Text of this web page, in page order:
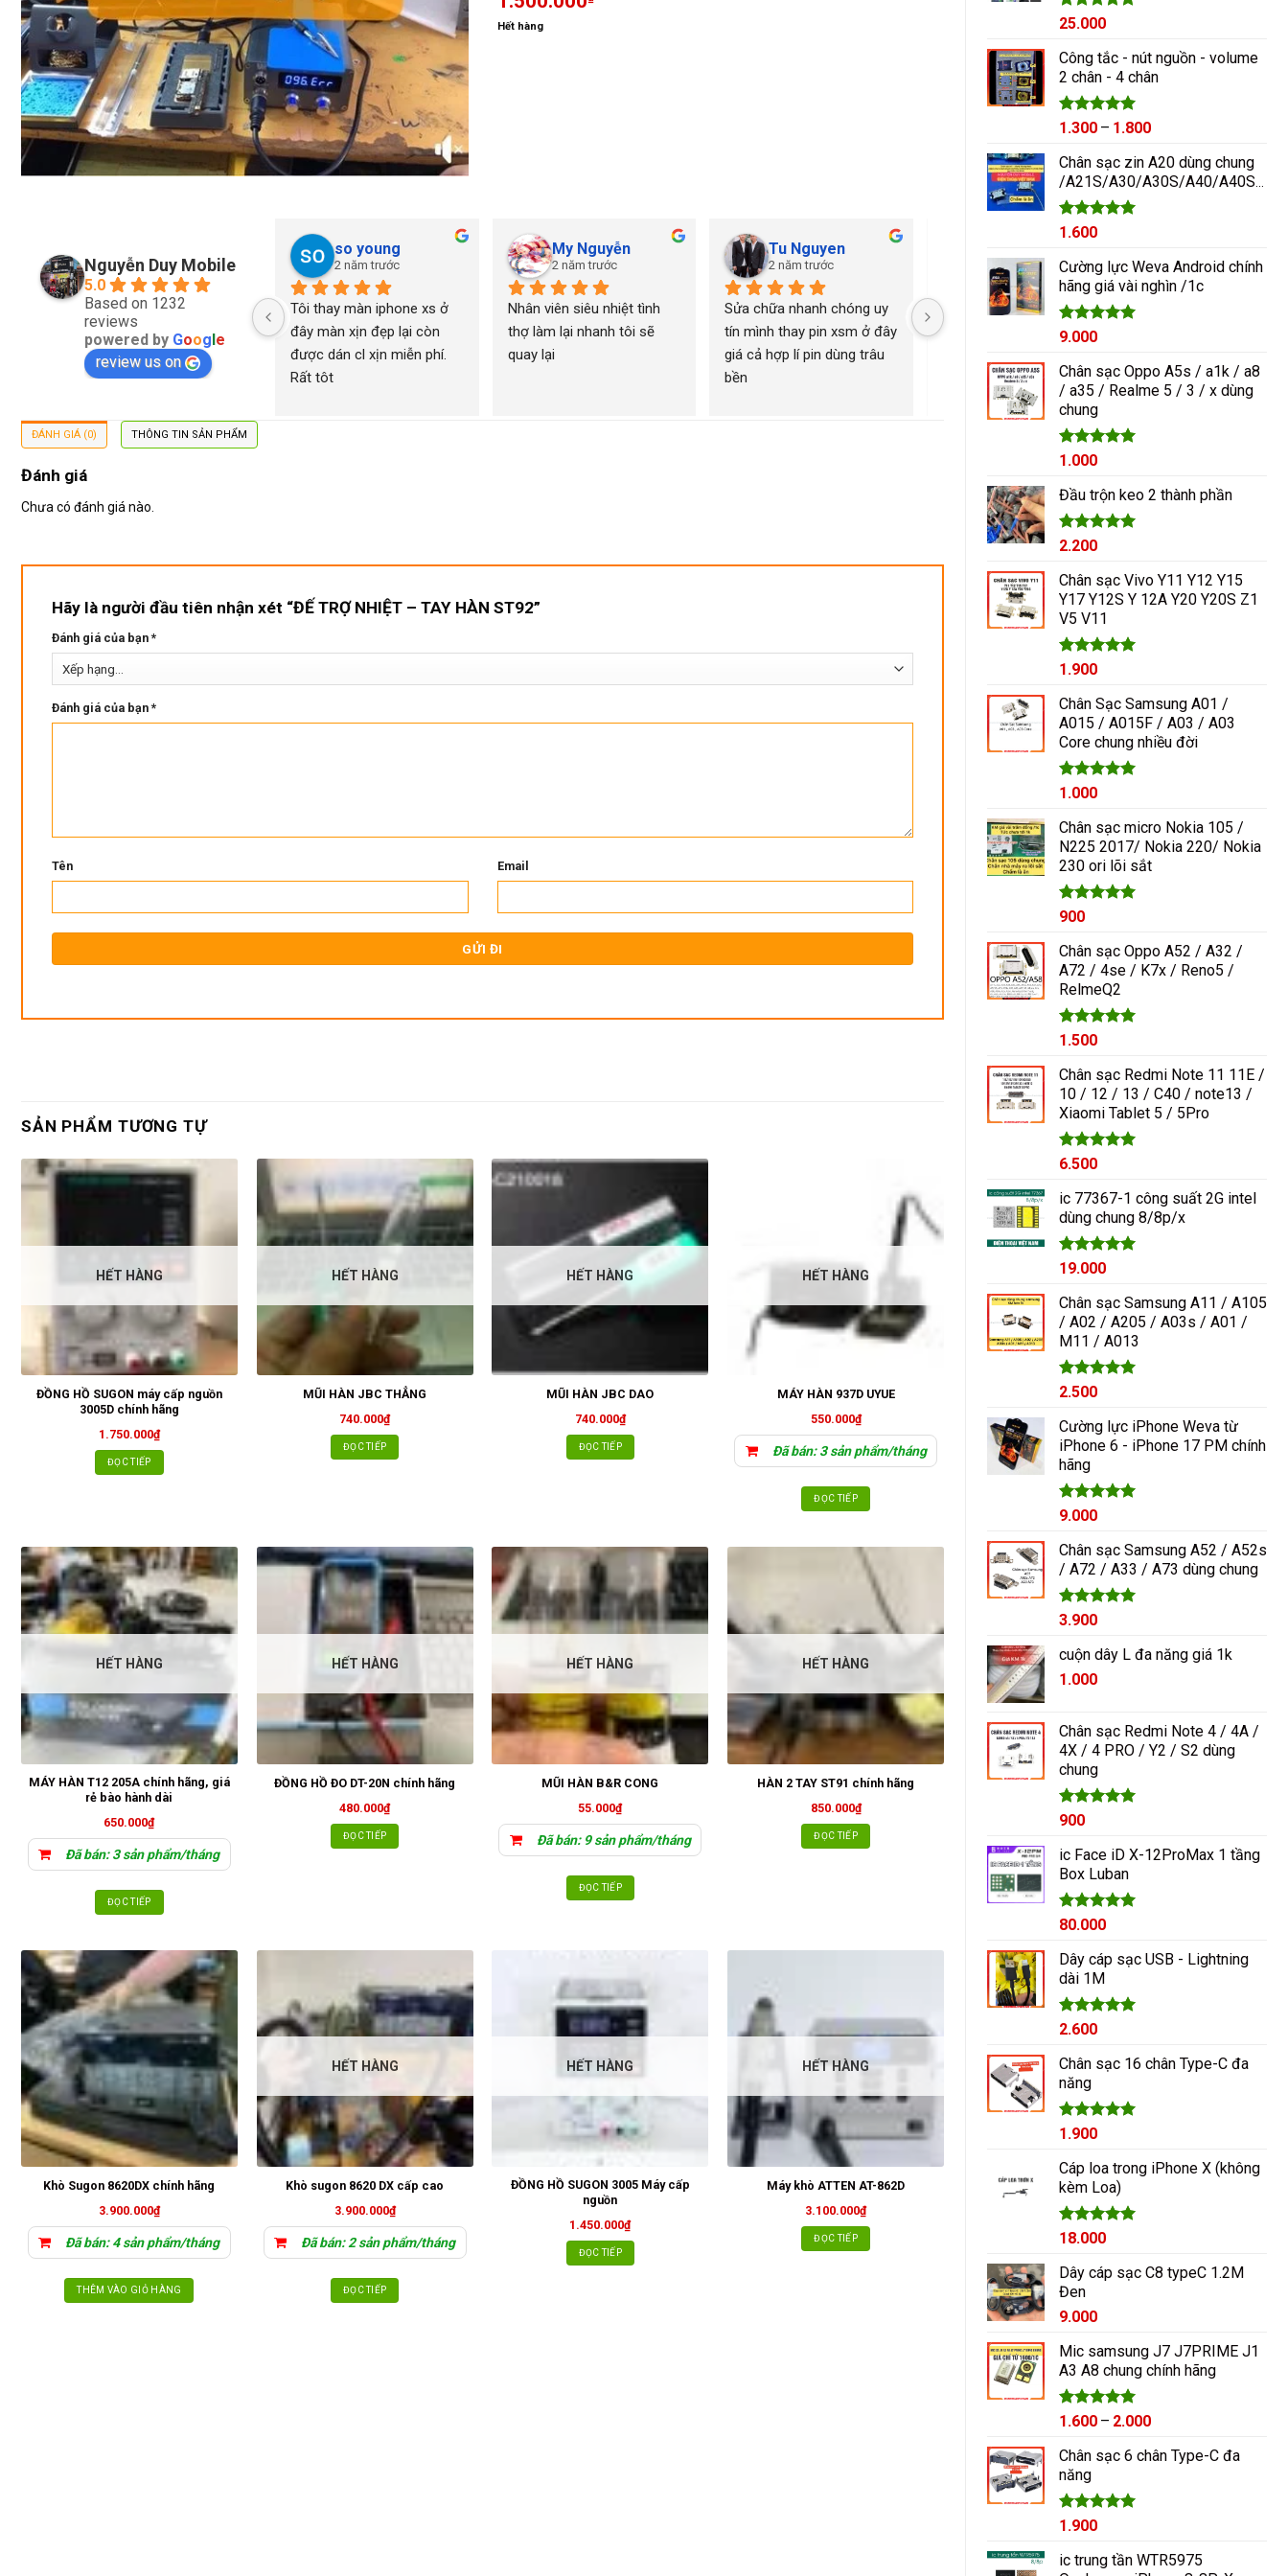
Được xếp
5 sao
25.000
Công tắc - nút nguồn - volume
2 chân - 4 chân
Được xếp
5 sao
1.300 – 1.800Khoảng
từ
1.300₫
Chân sạc zin A20 dùng chung
/A21S/A30/A30S/A40/A40S/A50/A60/A70/M10/M20
Được xếp
5 sao
1.600
Cường lực Weva Android chính
hãng giá vài nghìn /1c
Được xếp
5 sao
9.000
Chân sạc Oppo A5s / a1k / a8
/ a35 / Realme 5 / 3 / x dùng
chung
Được xếp
5 sao
1.000
Đầu trộn keo 2 thành phần
Được xếp
5 sao
2.200
Chân sạc Vivo Y11 Y12 Y15
Y17 Y12S Y 12A Y20 Y20S Z1
V5 V11
Được xếp
5 sao
1.900
Chân Sạc Samsung A01 /
A015 / A015F / A03 / A03
Core chung nhiều đời
Được xếp
5 sao
Giá
là:
1.200₫.
1.000Giá
tại
là:
1.000₫.
Chân sạc micro Nokia 105 /
N225 2017/ Nokia 220/ Nokia
230 ori lõi sắt
Được xếp
5 sao
900
Chân sạc Oppo A52 / A32 /
A72 / 4se / K7x / Reno5 /
RelmeQ2
Được xếp
5 sao
1.500
Chân sạc Redmi Note 11 11E /
10 / 12 / 13 / C40 / note13 /
Xiaomi Tablet 5 / 5Pro
Được xếp
5 sao
6.500
ic 77367-1 công suất 2G intel
dùng chung 8/8p/x
Được xếp
5 sao
19.000
Chân sạc Samsung A11 / A105
/ A02 / A205 / A03s / A01 /
M11 / A013
Được xếp
5 sao
2.500
Cường lực iPhone Weva từ
iPhone 6 - iPhone 17 PM chính
hãng
Được xếp
5 sao
9.000
Chân sạc Samsung A52 / A52s
/ A72 / A33 / A73 dùng chung
Được xếp
5 sao
3.900
cuộn dây L đa năng giá 1k
1.000
Chân sạc Redmi Note 4 / 4A /
4X / 4 PRO / Y2 / S2 dùng
chung
Được xếp
5 sao
900
ic Face iD X-12ProMax 1 tầng
Box Luban
Được xếp
5 sao
80.000
Dây cáp sạc USB - Lightning
dài 1M
Được xếp
5 sao
2.600
Chân sạc 16 chân Type-C đa
năng
Được xếp
5 sao
1.900
Cáp loa trong iPhone X (không
kèm Loa)
Được xếp
5 sao
18.000
Dây cáp sạc C8 typeC 1.2M
Đen
9.000
Mic samsung J7 J7PRIME J1
A3 A8 chung chính hãng
Được xếp
5 sao
1.600 – 2.000Khoảng
từ
Chân sạc 6 chân Type-C đa
năng
Được xếp
5 sao
1.900
ic trung tần WTR5975
Hết hàng
Nguyễn Duy Mobile
5.0
Based on 1232
reviews
powered by Goog e
review us on
so young
2 năm trước
Tôi thay màn iphone xs ở
đây màn xịn đẹp lại còn
được dán cl xịn miễn phí.
Rất tôt
My Nguyễn
2 năm trước
Nhân viên siêu nhiệt tình
thợ làm lại nhanh tôi sẽ
quay lại
Tu Nguyen
2 năm trước
Sửa chữa nhanh chóng uy
tín mình thay pin xsm ở đây
giá cả hợp lí pin dùng trâu
bền
2 năm trước
Nguyễn Duy sửa chữa rất
tốt giá hợp lí rẻ so với mặt
2 năm trước
ngayyy. Đẹp lắm
ĐÁNH GIÁ (0) THÔNG TIN SẢN PHẨM
Đánh giá
Chưa có đánh giá nào.
Hãy là người đầu tiên nhận xét “ĐẾ TRỢ NHIỆT – TAY HÀN ST92”
Đánh giá của bạn*
Đánh giá của bạn*
Tên Email
SẢN PHẨM TƯƠNG TỰ
HẾT HÀNG
ĐỒNG HỒ SUGON máy cấp nguồn
3005D chính hãng
1.750.000₫
ĐỌC TIẾP
HẾT HÀNG
MŨI HÀN JBC THẲNG
740.000₫
ĐỌC TIẾP
HẾT HÀNG
MŨI HÀN JBC DAO
740.000₫
ĐỌC TIẾP
HẾT HÀNG
MÁY HÀN 937D UYUE
550.000₫
Đã bán: 3 sản phẩm/tháng
ĐỌC TIẾP
HẾT HÀNG
MÁY HÀN T12 205A chính hãng, giá
rẻ bào hành dài
650.000₫
Đã bán: 3 sản phẩm/tháng
ĐỌC TIẾP
HẾT HÀNG
ĐỒNG HỒ ĐO DT-20N chính hãng
480.000₫
ĐỌC TIẾP
HẾT HÀNG
MŨI HÀN B&R CONG
55.000₫
Đã bán: 9 sản phẩm/tháng
ĐỌC TIẾP
HẾT HÀNG
HÀN 2 TAY ST91 chính hãng
850.000₫
ĐỌC TIẾP
Khò Sugon 8620DX chính hãng
3.900.000₫
Đã bán: 4 sản phẩm/tháng
THÊM VÀO GIỎ HÀNG
HẾT HÀNG
Khò sugon 8620 DX cấp cao
3.900.000₫
Đã bán: 2 sản phẩm/tháng
ĐỌC TIẾP
HẾT HÀNG
ĐỒNG HỒ SUGON 3005 Máy cấp
nguồn
1.450.000₫
ĐỌC TIẾP
HẾT HÀNG
Máy khò ATTEN AT-862D
3.100.000₫
ĐỌC TIẾP